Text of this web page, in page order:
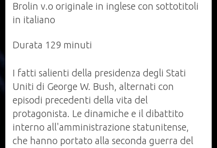
Brolin v.o originale in inglese con sottotitoli
in italiano
Durata 129 minuti
I fatti salienti della presidenza degli Stati
Uniti di George W. Bush, alternati con
episodi precedenti della vita del
protagonista. Le dinamiche e il dibattito
interno all'amministrazione statunitense,
che hanno portato alla seconda guerra del